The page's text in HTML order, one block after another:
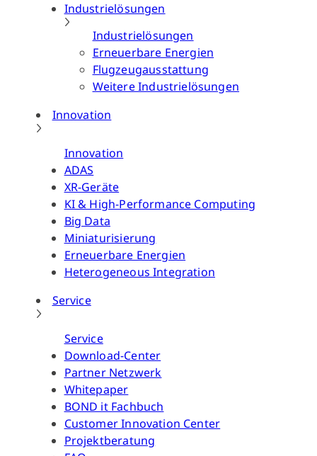
Industrielösungen
Industrielösungen
Erneuerbare Energien
Flugzeugausstattung
Weitere Industrielösungen
Innovation
Innovation
ADAS
XR-Geräte
KI & High-Performance Computing
Big Data
Miniaturisierung
Erneuerbare Energien
Heterogeneous Integration
Service
Service
Download-Center
Partner Netzwerk
Whitepaper
BOND it Fachbuch
Customer Innovation Center
Projektberatung